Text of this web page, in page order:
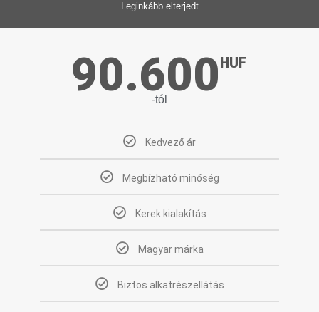
Leginkább elterjedt
90.600 HUF
-tól
Kedvező ár
Megbízható minőség
Kerek kialakítás
Magyar márka
Biztos alkatrészellátás